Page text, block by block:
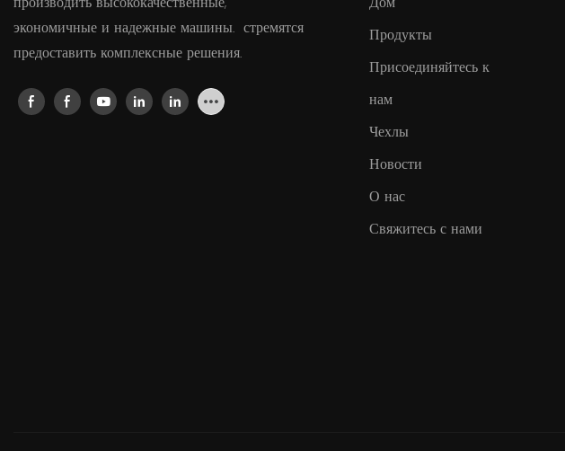
экономичные и надежные машины. стремятся
предоставить комплексные решения.
Продукты
Присоединяйтесь к
нам
Чехлы
Новости
О нас
Свяжитесь с нами